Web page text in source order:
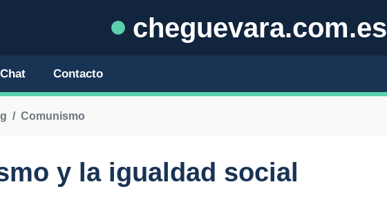
cheguevara.com.es
Chat Contacto
Comunismo
y la igualdad social